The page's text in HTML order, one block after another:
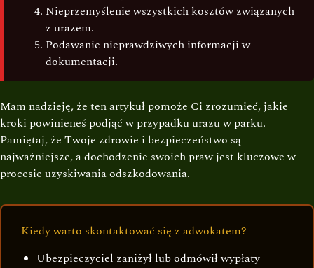
Nieprzemyślenie wszystkich kosztów związanych
z urazem.
Podawanie nieprawdziwych informacji w
dokumentacji.
Mam nadzieję, że ten artykuł pomoże Ci zrozumieć, jakie
kroki powinieneś podjąć w przypadku urazu w parku.
Pamiętaj, że Twoje zdrowie i bezpieczeństwo są
najważniejsze, a dochodzenie swoich praw jest kluczowe w
procesie uzyskiwania odszkodowania.
Kiedy warto skontaktować się z adwokatem?
Ubezpieczyciel zaniżył lub odmówił wypłaty